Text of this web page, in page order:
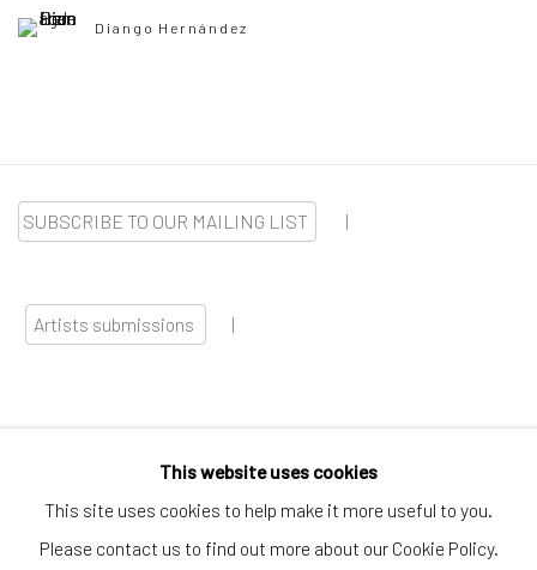
Diango Hernández
SUBSCRIBE TO OUR MAILING LIST |
Artists submissions |
This website uses cookies
This site uses cookies to help make it more useful to you.
Please contact us to find out more about our Cookie Policy.